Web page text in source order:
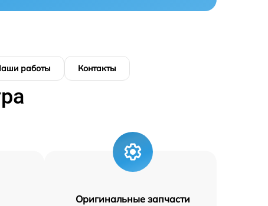
работы Контакты
Оригинальные запчасти